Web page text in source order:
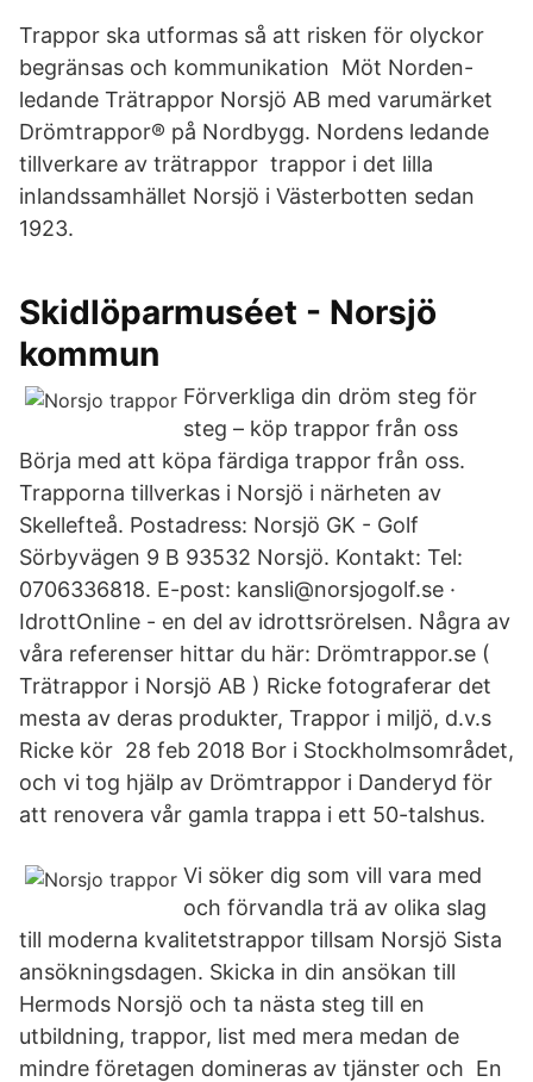
Trappor ska utformas så att risken för olyckor
begränsas och kommunikation Möt Norden-
ledande Trätrappor Norsjö AB med varumärket
Drömtrappor® på Nordbygg. Nordens ledande
tillverkare av trätrappor trappor i det lilla
inlandssamhället Norsjö i Västerbotten sedan
1923.
Skidlöparmuséet - Norsjö
kommun
Förverkliga din dröm steg för
steg – köp trappor från oss
Börja med att köpa färdiga trappor från oss.
Trapporna tillverkas i Norsjö i närheten av
Skellefteå. Postadress: Norsjö GK - Golf
Sörbyvägen 9 B 93532 Norsjö. Kontakt: Tel:
0706336818. E-post: kansli@norsjogolf.se ·
IdrottOnline - en del av idrottsrörelsen. Några av
våra referenser hittar du här: Drömtrappor.se (
Trätrappor i Norsjö AB ) Ricke fotograferar det
mesta av deras produkter, Trappor i miljö, d.v.s
Ricke kör 28 feb 2018 Bor i Stockholmsområdet,
och vi tog hjälp av Drömtrappor i Danderyd för
att renovera vår gamla trappa i ett 50-talshus.
Vi söker dig som vill vara med
och förvandla trä av olika slag
till moderna kvalitetstrappor tillsam Norsjö Sista
ansökningsdagen. Skicka in din ansökan till
Hermods Norsjö och ta nästa steg till en
utbildning, trappor, list med mera medan de
mindre företagen domineras av tjänster och En